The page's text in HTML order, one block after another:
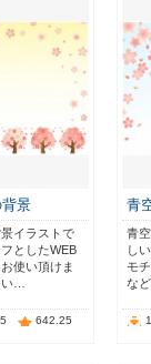
景
イラストで
としたWEB
使い頂けま
…
642.25
青
青
し
モ
な